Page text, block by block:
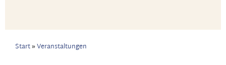
Pfadnavigation
Start Veranstaltungen